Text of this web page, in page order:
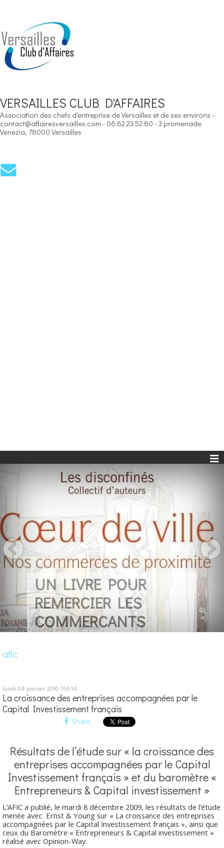
VERSAILLES CLUB D'AFFAIRES
Association des chefs d'entreprise de Versailles et de ses environs -
contact@affairesversailles.com - 06.62.23.52.80 - 3 promenade
Venezia, 78000 Versailles
UN LIVRE POUR
REMERCIER LES
COMMERCANTS
afic
lundi 04 janvier 2010 19h14
La croissance des entreprises accompagnées par le
Capital Investissement français
Share
Résultats de l’étude sur « la croissance des
entreprises accompagnées par le Capital
Investissement français » et du baromètre «
Entrepreneurs & Capital investissement »
L’AFIC a publié, le mardi 8 décembre 2009, les résultats de l’étude
menée avec Ernst & Young sur « La croissance des entreprises
accompagnées par le Capital Investissement français », ainsi que
ceux du Baromètre « Entrepreneurs & Capital investissement »
réalisé avec Opinion-Way.